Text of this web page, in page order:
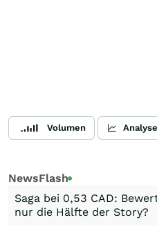
Volumen Analyse
NewsFlash
Saga bei 0,53 CAD:
nur die Hälfte der Story?